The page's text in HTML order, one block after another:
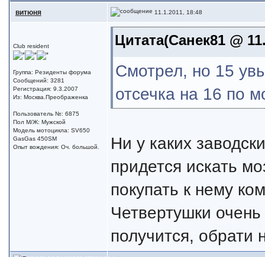
витюня 11.1.2011, 18:48
Club resident
Группа: Резиденты форума
Сообщений: 3281
Регистрация: 9.3.2007
Из: Москва.Преображенка
Пользователь №: 6875
Пол М/Ж: Мужской
Модель мотоцикла: SV650
GasGas 450SM
Опыт вождения: Оч. большой.
Цитата(Санек81 @
Смотрел, но 15
отсечка на 16 по
Ни у каких
придется искать
покупать к нему
Четвертушки
получится, обрати